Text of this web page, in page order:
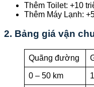
Thêm Toilet: +10
Thêm Máy Lạnh:
2. Bảng giá vận
Quãng đường
0 – 50 km